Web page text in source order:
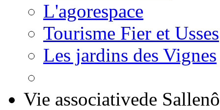
L'agorespace
Tourisme Fier et Usses
Les jardins des Vignes
Vie associativede